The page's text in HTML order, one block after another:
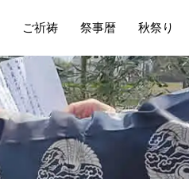
ご祈祷 祭事暦 秋祭り